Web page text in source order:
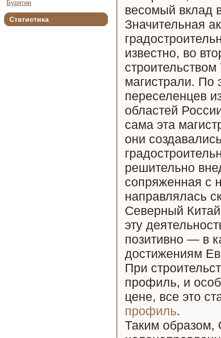
Бурятии
Статистика
весомый вклад
Значительная
известно, во
магистрали. По
переселенцев
областей
сама эта
они
решительно
сопряженная с
направлялась
Северный
эту
позитивно — в
достижениям
При
профиль, и
цене, все это
профиль.
Таким образом,